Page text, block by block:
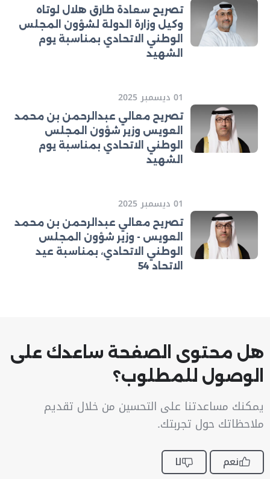
تصريح سعادة طارق هلال لوتاه
وكيل وزارة الدولة لشؤون المجلس
الوطني الاتحادي بمناسبة يوم
الشهيد
01 ديسمبر 2025
تصريح معالي عبدالرحمن بن محمد
العويس وزير شؤون المجلس
الوطني الاتحادي بمناسبة يوم
الشهيد
01 ديسمبر 2025
تصريح معالي عبدالرحمن بن محمد
العويس - وزير شؤون المجلس
الوطني الاتحادي، بمناسبة عيد
الاتحاد 54
هل محتوى الصفحة ساعدك على
الوصول للمطلوب؟
يمكنك مساعدتنا على التحسين من خلال تقديم
ملاحظاتك حول تجربتك.
نعم لا